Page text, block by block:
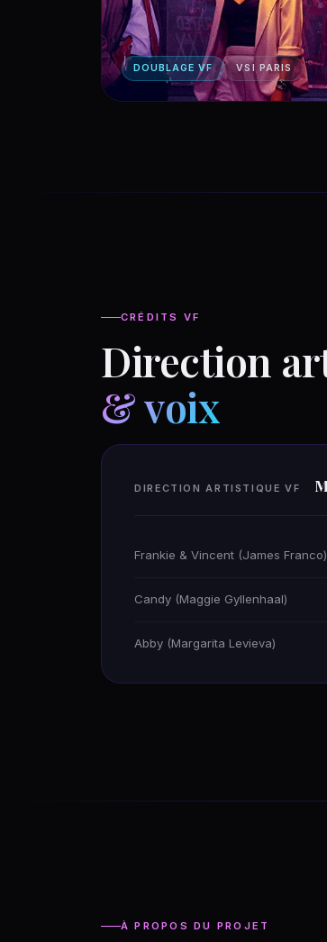
DOUBLAGE VF VSI PARIS
CRÉDITS VF
Direction
& voix
DIRECTION ARTISTIQUE VF
Frankie & Vincent (James Franco)
Candy (Maggie Gyllenhaal)
Abby (Margarita Levieva)
À PROPOS DU PROJET